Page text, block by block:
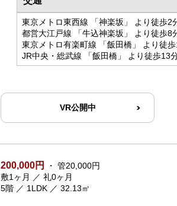
東京メトロ東西線 「神楽坂」 より徒歩2
都営大江戸線 「牛込神楽坂」 より徒歩8
東京メトロ有楽町線 「飯田橋」 より徒
JR中央・総武線 「飯田橋」 より徒歩13
VR公開中
200,000円
・ 管20,000円
敷1ヶ月 ／ 礼0ヶ月
5階 ／ 1LDK ／ 32.13㎡